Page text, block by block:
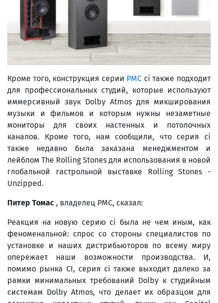
Кроме того, конструкция серии PMC ci также подходит
для профессиональных студий, которые используют
иммерсивный звук Dolby Atmos для микширования
музыки и фильмов и которым нужны незаметные
мониторы для своих настенных и потолочных
каналов. Кроме того, нам сообщили, что серия ci
также недавно была заказана менеджментом и
лейблом The Rolling Stones для использования в новой
глобальной гастрольной выставке Rolling Stones -
Unzipped.
Питер Томас , владелец PMC, сказал:
Реакция на новую серию ci была не чем иным, как
феноменальной: спрос со стороны специалистов по
установке и наших дистрибьюторов по всему миру
опережает наши возможности производства. И,
помимо рынка CI, серия ci также выходит далеко за
рамки минимальных требований Dolby к студийным
системам Dolby Atmos, что делает их образцом для